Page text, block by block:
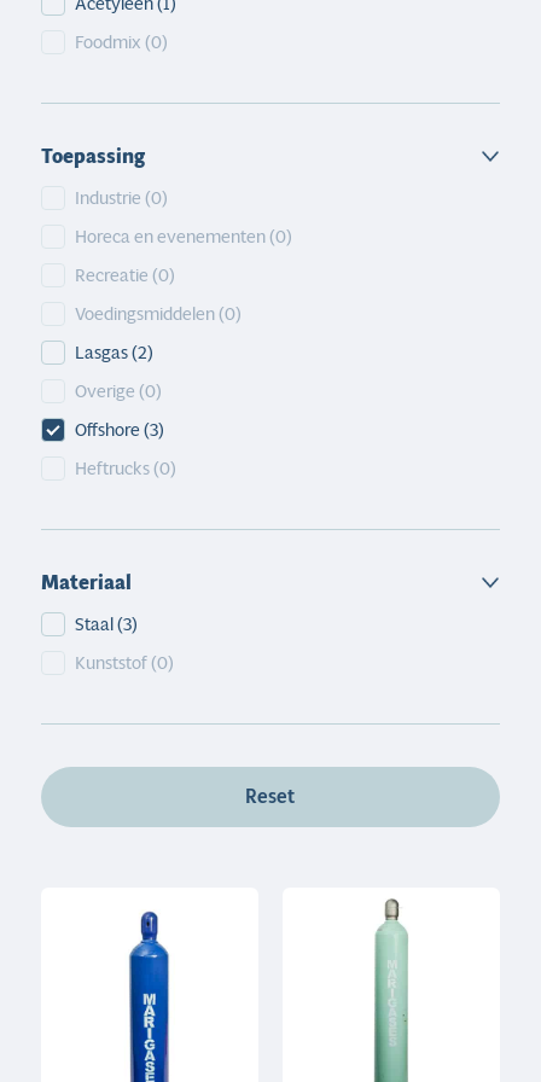
Foodmix(0)
Toepassing
Toepassing
Industrie(0)
Horeca en evenementen(0)
Recreatie(0)
Voedingsmiddelen(0)
Lasgas(2)
Overige(0)
Offshore(3)
Heftrucks(0)
Materiaal
Materiaal
Staal(3)
Kunststof(0)
Reset